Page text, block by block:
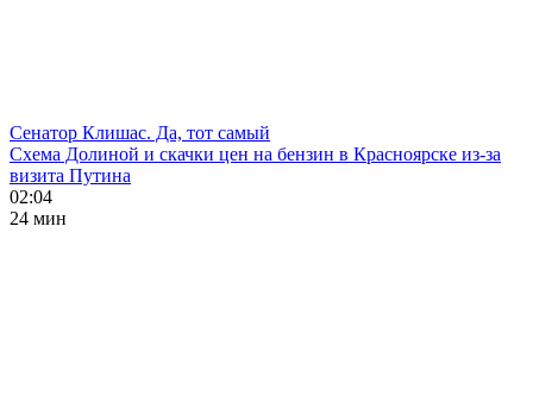
Сенатор Клишас. Да, тот самый
Схема Долиной и скачки цен на бензин в Красноярске из-за
визита Путина
02:04
24 мин